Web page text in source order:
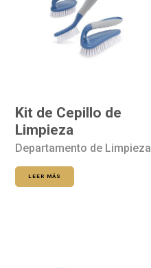
Kit de Cepillo de
Limpieza
Departamento de Limpieza
LEER MÁS